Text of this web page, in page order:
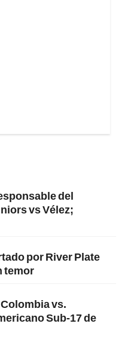
del
vs Vélez;
por River Plate
temor
vs.
Sub-17 de